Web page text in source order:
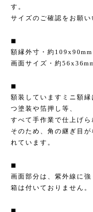
す。
サイズのご確認をお願い
◼︎
額縁外寸・約109x90mm
画面サイズ・約
◼︎
額装していますミニ額
つ塗装や箔押し等、
すべて手作業で仕上げら
そのため、角の継ぎ目
れています。
◼︎
画面部分は、紫外線に強
箱は付いておりません。
◼︎